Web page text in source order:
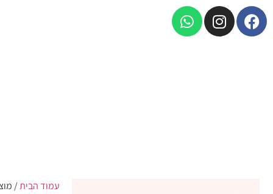
עמוד הבית/